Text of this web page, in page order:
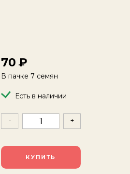
70
В пачке 7 семян
Есть в наличии
- +